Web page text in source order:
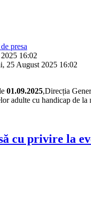
presa
16:02
25 August 2025 16:02
01.09.2025,Direcția
adulte cu handicap de
cu privire la